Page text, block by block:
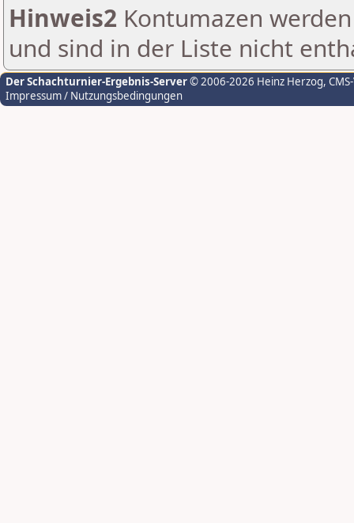
Hinweis2 Kontumazen
und sind in der Liste nicht
Der Schachturnier-Ergebnis-Server© 2006-2026 Heinz Herzog,
Impressum / Nutzungsbedingungen